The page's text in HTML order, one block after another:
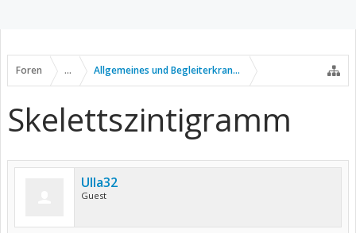
Foren ... Allgemeines und Begleiterkrankungen
Skelettszintigramm
Ulla32
Guest